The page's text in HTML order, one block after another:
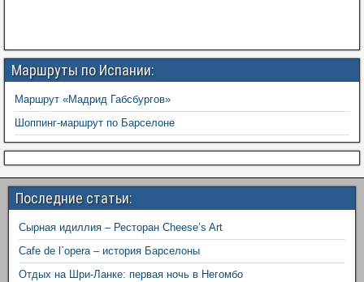
Маршруты по Испании:
Маршрут «Мадрид Габсбургов»
Шоппинг-маршрут по Барселоне
Последние статьи:
Сырная идиллия – Ресторан Cheese’s Art
Cafe de l`opera – история Барселоны
Отдых на Шри-Ланке: первая ночь в Негомбо